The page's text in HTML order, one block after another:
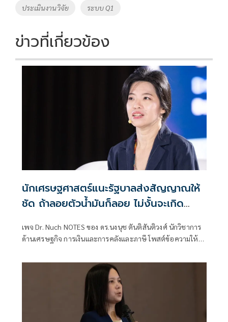
ประเมินงานวิจัย ระบบ Q1
ข่าวที่เกี่ยวข้อง
นักเศรษฐศาสตร์แนะรัฐบาลส่งสัญญาณให้
ชัด ถ้าลอยตัวน้ำมันก็ลอย ไม่งั้นจะเกิด
เพจ Dr. Nuch NOTES ของ ดร.นงนุช ตันติสันติวงศ์ นักวิชาการ
ด้านเศรษฐกิจ การเงินและการคลังและภาษี โพสต์ข้อความให้